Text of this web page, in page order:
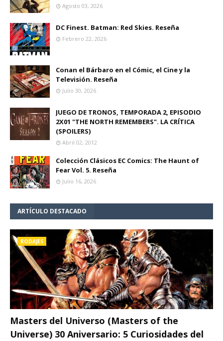
Agosto 03, 2026
DC Finest. Batman: Red Skies. Reseña
Febrero 22, 2026
Conan el Bárbaro en el Cómic, el Cine y la
Televisión. Reseña
Julio 30, 2026
JUEGO DE TRONOS, TEMPORADA 2, EPISODIO
2X01 "THE NORTH REMEMBERS". LA CRÍTICA
(SPOILERS)
Abril 02, 2012
Colección Clásicos EC Comics: The Haunt of
Fear Vol. 5. Reseña
Julio 16, 2026
ARTÍCULO DESTACADO
RODAJES
Masters del Universo (Masters of the
Universe) 30 Aniversario: 5 Curiosidades del